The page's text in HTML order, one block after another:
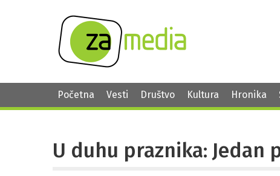
Početna Vesti Društvo Kultura Hronika
U duhu praznika: Jedan